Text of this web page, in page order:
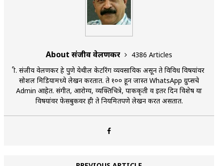
About संजीव वेलणकर
4386 Articles
श्री. संजीव वेलणकर हे पुणे येथील केटरिंग व्यवसायिक असून ते विविध विषयांवर
सोशल मिडियामध्ये लेखन करतात. ते १०० हून जास्त WhatsApp ग्रुप्सचे
Admin आहेत. संगीत, आरोग्य, व्यक्तिचित्रे, पाककृती व इतर दिन विशेष या
विषयांवर फेसबुकवर ही ते नियमितपणे लेखन करत असतात.